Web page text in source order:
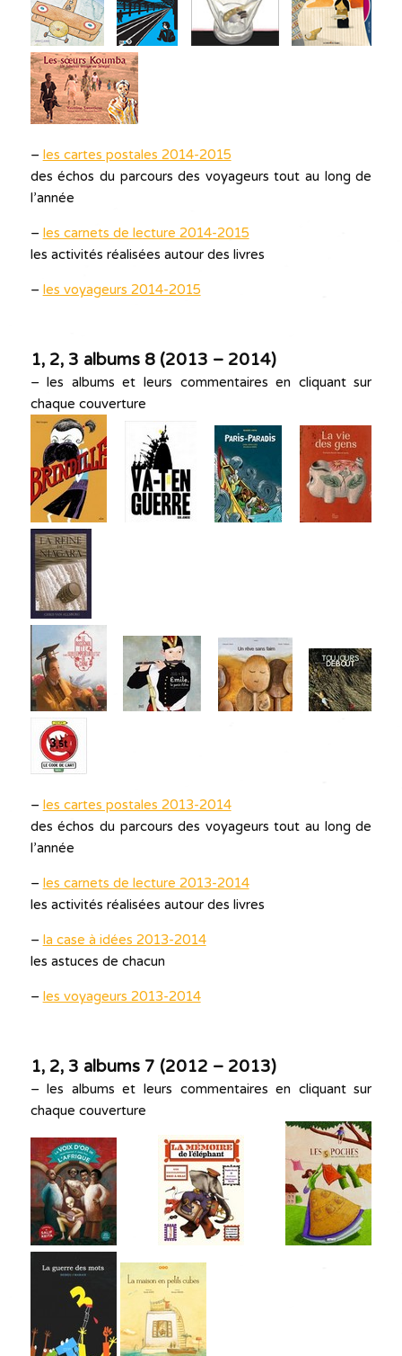
– les cartes postales 2014-2015
des échos du parcours des voyageurs tout au long de
l’année
– les carnets de lecture 2014-2015
les activités réalisées autour des livres
– les voyageurs 2014-2015
1, 2, 3 albums 8 (2013 – 2014)
– les albums et leurs commentaires en cliquant sur
chaque couverture
– les cartes postales 2013-2014
des échos du parcours des voyageurs tout au long de
l’année
– les carnets de lecture 2013-2014
les activités réalisées autour des livres
– la case à idées 2013-2014
les astuces de chacun
– les voyageurs 2013-2014
1, 2, 3 albums 7 (2012 – 2013)
– les albums et leurs commentaires en cliquant sur
chaque couverture